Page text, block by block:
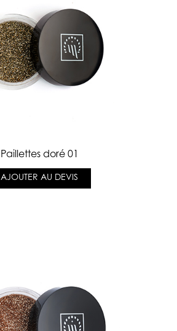
Paillettes doré 01
AJOUTER AU DEVIS